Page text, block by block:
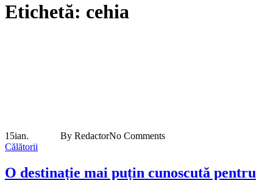
Etichetă: cehia
15ian. By RedactorNo Comments
Călătorii
O destinație mai puțin cunoscută pentru